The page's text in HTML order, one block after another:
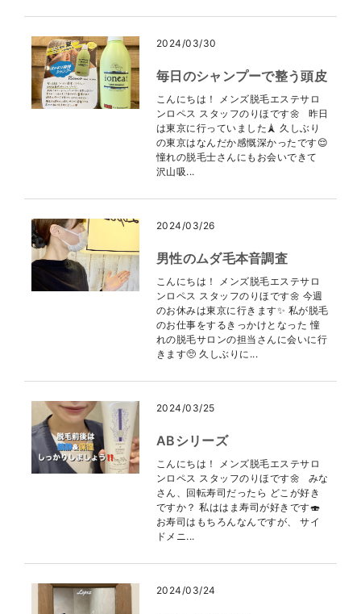
2024/03/30
毎日のシャンプーで整う頭皮
こんにちは！ メンズ脱毛エステサロ
ンロペス スタッフのりほです🌼 昨日
は東京に行っていました🗼 久しぶり
の東京はなんだか感慨深かったです😌
憧れの脱毛士さんにもお会いできて
沢山吸...
2024/03/26
男性のムダ毛本音調査
こんにちは！ メンズ脱毛エステサロ
ンロペス スタッフのりほです🌼 今週
のお休みは東京に行きます✨ 私が脱毛
のお仕事をするきっかけとなった 憧
れの脱毛サロンの担当さんに会いに行
きます🥺 久しぶりに...
2024/03/25
ABシリーズ
こんにちは！ メンズ脱毛エステサロ
ンロペス スタッフのりほです🌼 みな
さん、回転寿司だったら どこが好き
ですか？ 私ははま寿司が好きです🍣
お寿司はもちろんなんですが、 サイ
ドメニ...
2024/03/24